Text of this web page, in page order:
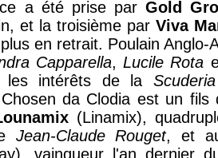
a été prise parGold
et la troisième par Viva
en retrait. Poulain Anglo-
Capparella, Lucile Rota
les intérêts de la
da Clodia est un
(Linamix),
Jean-Claude Rouget, et
vainqueur l'an dernier